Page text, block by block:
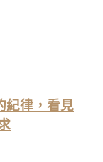
紀律，看見